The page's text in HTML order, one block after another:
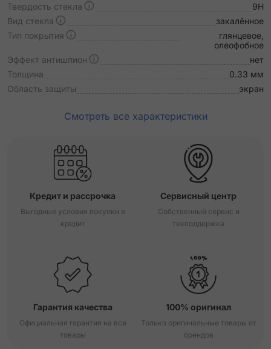
Твердость стекла
9H
Вид стекла
закалённое
Тип покрытия
глянцевое,
олеофобное
Эффект антишпион
нет
Толщина
0.33 мм
Область защиты
экран
Смотреть все характеристики
Кредит и рассрочка
Выгодные условия покупки в
кредит
Сервисный центр
Собственный сервис и
техподдержка
Гарантия качества
Официальная гарантия на все
товары
100% оригинал
Только оригинальные товары от
брендов